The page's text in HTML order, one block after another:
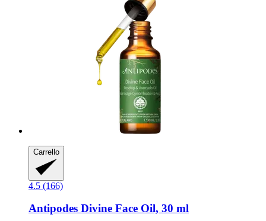
Carrello
4.5 (166)
Antipodes Divine Face Oil, 30 ml